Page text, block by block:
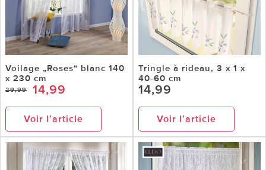
Voilage „Roses“ blanc 140
x 230 cm
29,99 14,99
Voir l’article
Tringle à rideau, 3 x 1 x
40-60 cm
14,99
Voir l’article